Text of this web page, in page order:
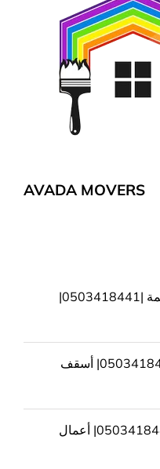
AVADA MOVERS
تركيب جبس بورد في راس الخيمة |0503418441|
تركيب فورسيلنج في العين |0503418441| أسقف
تركيب عشب صناعي العين |0503418441| أعمال